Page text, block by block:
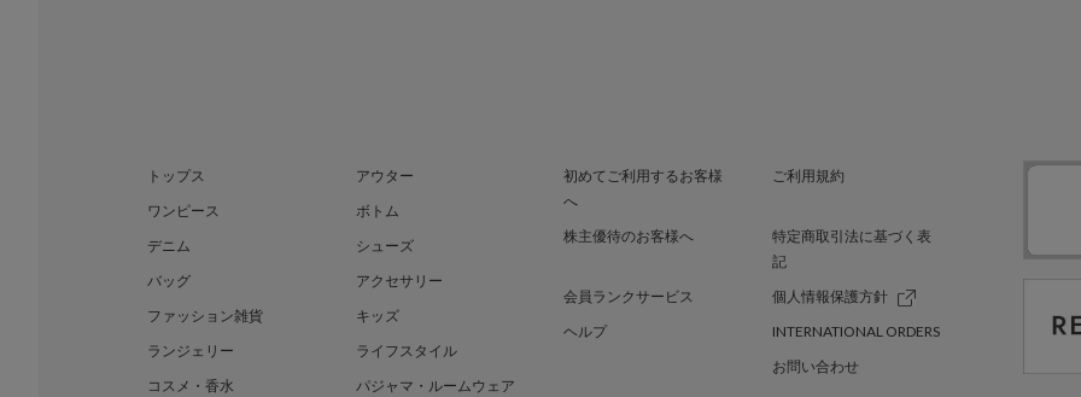
トップス
アウター
ワンピース
ボトム
デニム
シューズ
バッグ
アクセサリー
ファッション雑貨
キッズ
ランジェリー
ライフスタイル
コスメ・香水
パジャマ・ルームウェア
初めてご利用するお客様
へ
ご利用規約
株主優待のお客様へ
特定商取引法に基づく表
記
会員ランクサービス
個人情報保護方針
ヘルプ
INTERNATIONAL ORDERS
お問い合わせ